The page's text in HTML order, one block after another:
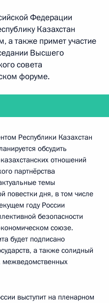
Федерации
Казахстан
а также примет участие
Высшего
совета
форуме.
Республики Казахстан
обсудить
отношений
партнёрства
темы
повестки дня, в том числе
году России
безопасности
союзе.
будет подписано
а также солидный
межведомственных
выступит на пленарном